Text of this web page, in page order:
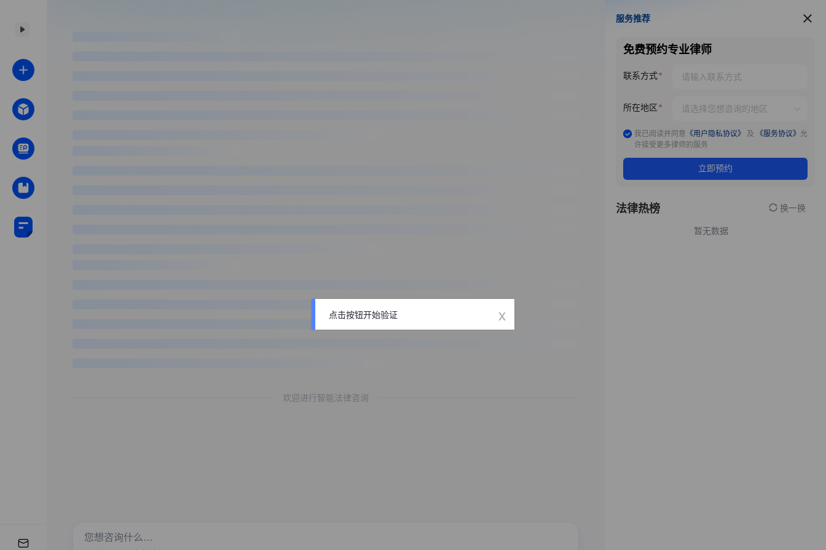
欢迎进行智能法律咨询
服务推荐
服务推荐
免费预约专业律师
联系方式
所在地区
我已阅读并同意 《用户隐私协议》 及 《服务协议》 允
许接受更多律师的服务
立即预约
法律热榜 换一换
暂无数据
点击按钮开始验证 x